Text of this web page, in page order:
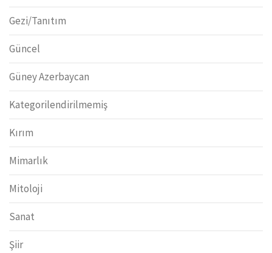
Gezi/Tanıtım
Güncel
Güney Azerbaycan
Kategorilendirilmemiş
Kırım
Mimarlık
Mitoloji
Sanat
Şiir